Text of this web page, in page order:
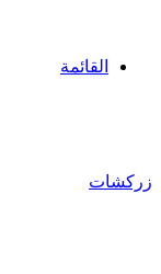
القائمة
زركشات